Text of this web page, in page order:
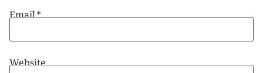
Email*
Website